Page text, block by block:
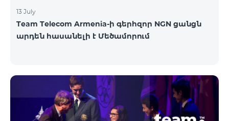
13 July
Team Telecom Armenia-ի գերհզոր NGN ցանցն
արդեն հասանելի է Մեծամորում